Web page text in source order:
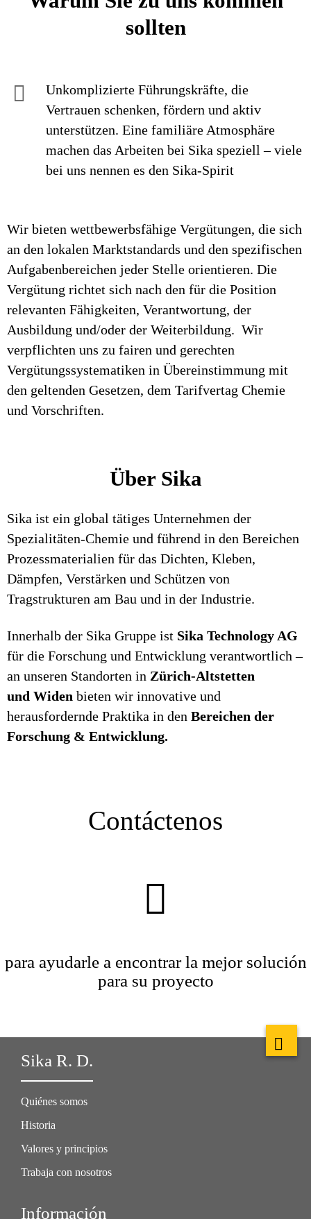
sollten
Unkomplizierte Führungskräfte, die
Vertrauen schenken, fördern und aktiv
unterstützen. Eine familiäre Atmosphäre
machen das Arbeiten bei Sika speziell – viele
bei uns nennen es den Sika-Spirit
Wir bieten wettbewerbsfähige Vergütungen, die sich
an den lokalen Marktstandards und den spezifischen
Aufgabenbereichen jeder Stelle orientieren. Die
Vergütung richtet sich nach den für die Position
relevanten Fähigkeiten, Verantwortung, der
Ausbildung und/oder der Weiterbildung. Wir
verpflichten uns zu fairen und gerechten
Vergütungssystematiken in Übereinstimmung mit
den geltenden Gesetzen, dem Tarifvertag Chemie
und Vorschriften.
Über Sika
Sika ist ein global tätiges Unternehmen der
Spezialitäten-Chemie und führend in den Bereichen
Prozessmaterialien für das Dichten, Kleben,
Dämpfen, Verstärken und Schützen von
Tragstrukturen am Bau und in der Industrie.
Innerhalb der Sika Gruppe ist Sika Technology AG
für die Forschung und Entwicklung verantwortlich –
an unseren Standorten in Zürich-Altstetten
und Widen bieten wir innovative und
herausfordernde Praktika in den Bereichen der
Forschung & Entwicklung.
Contáctenos
para ayudarle a encontrar la mejor solución
para su proyecto
Sika R. D.
Quiénes somos
Historia
Valores y principios
Trabaja con nosotros
Información